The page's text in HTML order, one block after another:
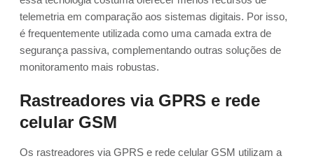
telemetria em comparação aos sistemas digitais. Por isso,
é frequentemente utilizada como uma camada extra de
segurança passiva, complementando outras soluções de
monitoramento mais robustas.
Rastreadores via GPRS e rede
celular GSM
Os rastreadores via GPRS e rede celular GSM utilizam a